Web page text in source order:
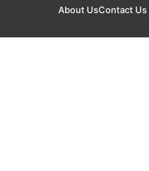
About UsContact Us